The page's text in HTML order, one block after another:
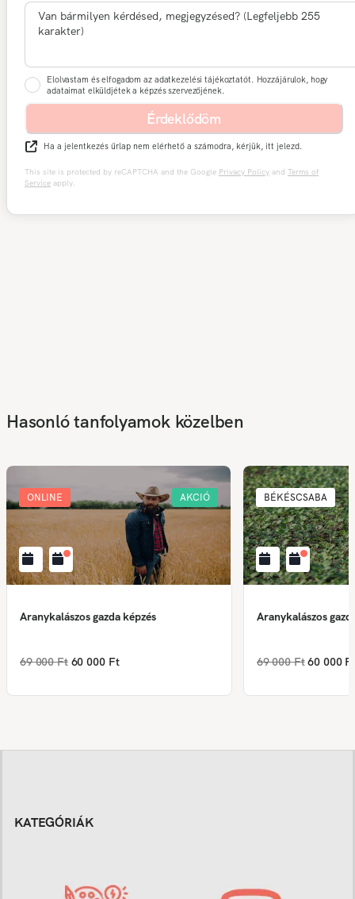
Elolvastam és elfogadom az adatkezelési tájékoztatót. Hozzájárulok, hogy
adataimat elküldjétek a képzés szervezőjének.
Érdeklődöm
Ha a jelentkezés űrlap nem elérhető a számodra, kérjük, itt jelezd.
This site is protected by reCAPTCHA and the Google Privacy Policy and Terms of
Service apply.
Hasonló tanfolyamok közelben
ONLINE AKCIÓ
Aranykalászos gazda képzés
69 000 Ft 60 000 Ft
BÉKÉSCSABA
Aranykalászos
69 000 Ft 60 000
KATEGÓRIÁK